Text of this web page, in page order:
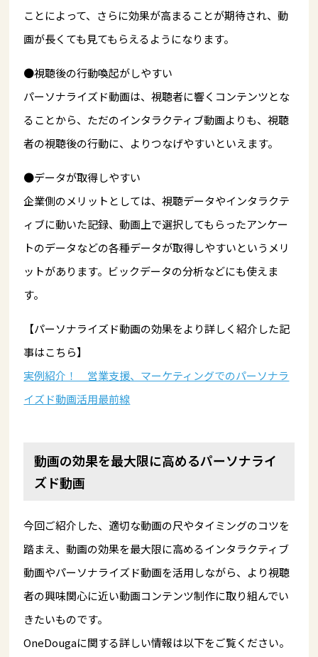
ことによって、さらに効果が高まることが期待され、動
画が長くても見てもらえるようになります。
●視聴後の行動喚起がしやすい
パーソナライズド動画は、視聴者に響くコンテンツとな
ることから、ただのインタラクティブ動画よりも、視聴
者の視聴後の行動に、よりつなげやすいといえます。
●データが取得しやすい
企業側のメリットとしては、視聴データやインタラクテ
ィブに動いた記録、動画上で選択してもらったアンケー
トのデータなどの各種データが取得しやすいというメリ
ットがあります。ビックデータの分析などにも使えま
す。
【パーソナライズド動画の効果をより詳しく紹介した記
事はこちら】
実例紹介！ 営業支援、マーケティングでのパーソナラ
イズド動画活用最前線
動画の効果を最大限に高めるパーソナライ
ズド動画
今回ご紹介した、適切な動画の尺やタイミングのコツを
踏まえ、動画の効果を最大限に高めるインタラクティブ
動画やパーソナライズド動画を活用しながら、より視聴
者の興味関心に近い動画コンテンツ制作に取り組んでい
きたいものです。
OneDougaに関する詳しい情報は以下をご覧ください。